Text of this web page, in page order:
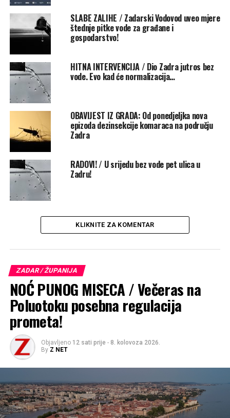
SLABE ZALIHE / Zadarski Vodovod uveo mjere
štednje pitke vode za građane i
gospodarstvo!
HITNA INTERVENCIJA / Dio Zadra jutros bez
vode. Evo kad će normalizacija…
OBAVIJEST IZ GRADA: Od ponedjeljka nova
epizoda dezinsekcije komaraca na području
Zadra
RADOVI! / U srijedu bez vode pet ulica u
Zadru!
KLIKNITE ZA KOMENTAR
ZADAR / ŽUPANIJA
NOĆ PUNOG MISECA / Večeras na
Poluotoku posebna regulacija
prometa!
Objavljeno 12 sati prije - 8. kolovoza 2026.
By Z NET